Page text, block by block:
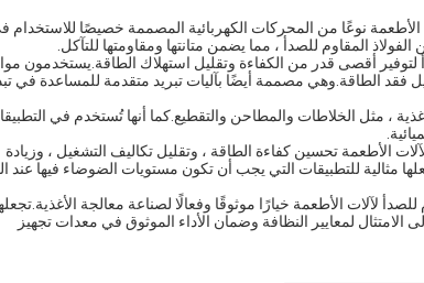
الأطعمة نوعًا من المحركات الكهربائية المصممة خصيصًا للاستخدام
المقاوم للصدأ ، مما يضمن متانتها ومقاومتها للتآكل.
لتوفير أقصى قدر من الكفاءة وتقليل استهلاك الطاقة.يستخدمون
فقد الطاقة.وهي مصممة أيضًا بآليات تبريد متقدمة للمساعدة في
مثل الخلاطات والمطاحن والتقطيع.كما أنها تُستخدم في
الأطعمة تحسين كفاءة الطاقة ، وتقليل تكاليف التشغيل ، وزيادة
مثالية للتطبيقات التي يجب أن تكون مستويات الضوضاء فيها عند
لآلات الأطعمة خيارًا موثوقًا وفعالًا لصناعة معالجة
الامتثال لمعايير النظافة وضمان الأداء الموثوق في معدات تجهيز